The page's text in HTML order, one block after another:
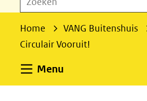
o
Home
VANG Buitenshuis
Circulair Vooruit!
Menu